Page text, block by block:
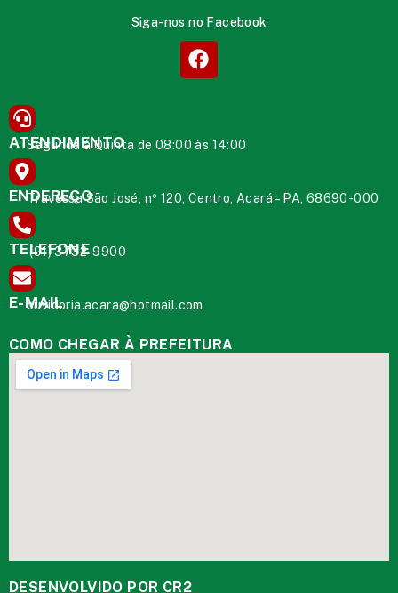
Siga-nos no Facebook
ATENDIMENTO
Segunda à Quinta de 08:00 às 14:00
ENDEREÇO
Travessa São José, nº 120, Centro, Acará – PA, 68690-000
TELEFONE
(91) 3732-9900
E-MAIL
ouvidoria.acara@hotmail.com
COMO CHEGAR À PREFEITURA
DESENVOLVIDO POR CR2